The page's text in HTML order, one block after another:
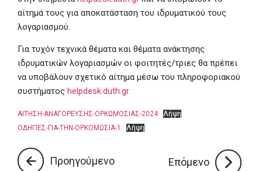
αίτημά τους για αποκατάσταση του ιδρυματικού τους
λογαριασμού.
Για τυχόν τεχνικά θέματα και θέματα ανάκτησης
ιδρυματικών λογαριασμών οι φοιτητές/τριες θα πρέπει
να υποβάλουν σχετικό αίτημα μέσω του πληροφοριακού
συστήματος helpdesk.duth.gr
ΑΙΤΗΣΗ-ΑΝΑΓΟΡΕΥΣΗΣ-ΟΡΚΩΜΟΣΙΑΣ-2024
Λήψη
ΟΔΗΓΙΕΣ-ΓΙΑ-ΤΗΝ-ΟΡΚΟΜΩΣΙΑ-1
Λήψη
Προηγούμενο Επόμενο